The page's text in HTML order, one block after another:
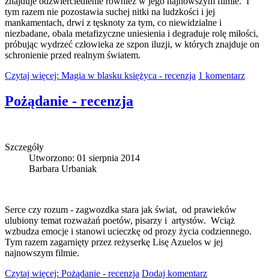
tym razem nie pozostawia suchej nitki na ludzkości i jej
mankamentach, drwi z tęsknoty za tym, co niewidzialne i
niezbadane, obala metafizyczne uniesienia i degraduje rolę miłości,
próbując wydrzeć człowieka ze szpon iluzji, w których znajduje on
schronienie przed realnym światem.
Czytaj więcej: Magia w blasku księżyca - recenzja 1 komentarz
Pożądanie - recenzja
Szczegóły
Utworzono: 01 sierpnia 2014
Barbara Urbaniak
Serce czy rozum - zagwozdka stara jak świat, od prawieków
ulubiony temat rozważań poetów, pisarzy i artystów. Wciąż
wzbudza emocje i stanowi ucieczkę od prozy życia codziennego.
Tym razem zagarnięty przez reżyserkę Lisę Azuelos w jej
najnowszym filmie.
Czytaj więcej: Pożądanie - recenzja Dodaj komentarz